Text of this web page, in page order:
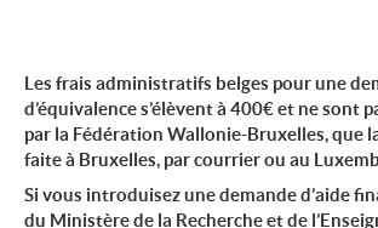
Les frais administratifs belges pour une
d’équivalence s’élèvent à 400€ et ne sont
par la Fédération Wallonie-Bruxelles, que
faite à Bruxelles, par courrier ou au
Si vous introduisez une demande d’aide
du Ministère de la Recherche et de